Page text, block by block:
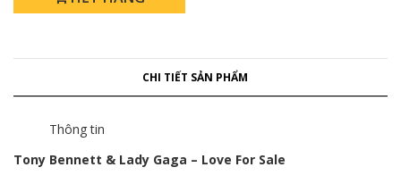
CHI TIẾT SẢN PHẨM
Thông tin
Tony Bennett & Lady Gaga – Love For Sale